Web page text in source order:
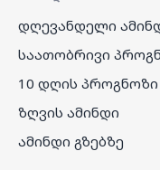
დღევანდელი
საათობრივი
10 დღის პროგნოზი
ზღვის ამინდი
ამინდი გზებზე